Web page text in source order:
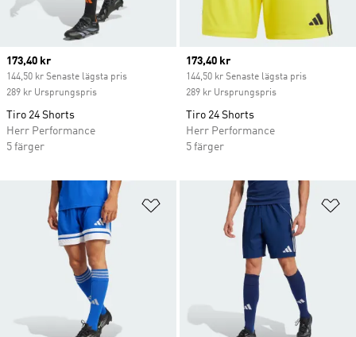
Current price
173,40 kr
144,50 kr Senaste lägsta pris
289 kr Ursprungspris
Tiro 24 Shorts
Herr Performance
5 färger
Current price
173,40 kr
144,50 kr Senaste lägsta pris
289 kr Ursprungspris
Tiro 24 Shorts
Herr Performance
5 färger
Lägg till på önskelistan